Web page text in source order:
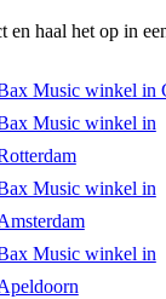
en haal het op in
Music winkel in
Music winkel in
Music winkel in
Music winkel in